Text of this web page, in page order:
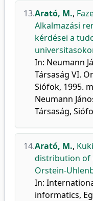
13.Arató, M.,
Alkalmazási
kérdései a
In: Neumann
Társaság VI.
Siófok, 1995.
Neumann
Társaság,
14.Arató, M.,
distribution of
Orstein-
In:
informatics,